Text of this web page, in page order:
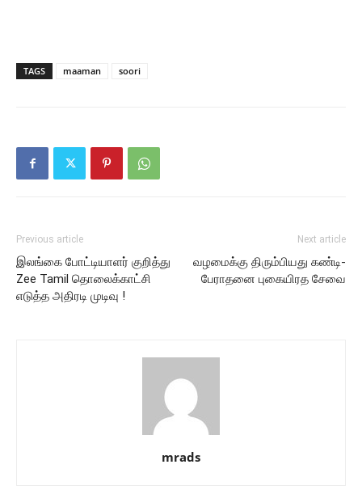
TAGS maaman soori
Previous article
இலங்கை போட்டியாளர் குறித்து
Zee Tamil தொலைக்காட்சி
எடுத்த அதிரடி முடிவு !
Next article
வழமைக்கு திரும்பியது கண்டி-
பேராதனை புகையிரத சேவை
mrads